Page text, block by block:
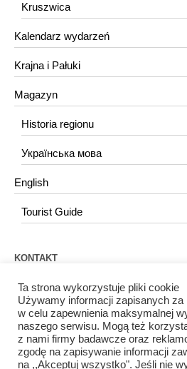
Kruszwica
Kalendarz wydarzeń
Krajna i Pałuki
Magazyn
Historia regionu
Українська мова
English
Tourist Guide
KONTAKT
redakcja@portalkujawski.pl
Redakcja
Ta strona wykorzystuje pliki cookie
Używamy informacji zapisanych za
w celu zapewnienia maksymalnej
naszego serwisu. Mogą też
z nami firmy badawcze oraz
zgodę na zapisywanie informacji
na ,,Akceptuj wszystko". Jeśli nie